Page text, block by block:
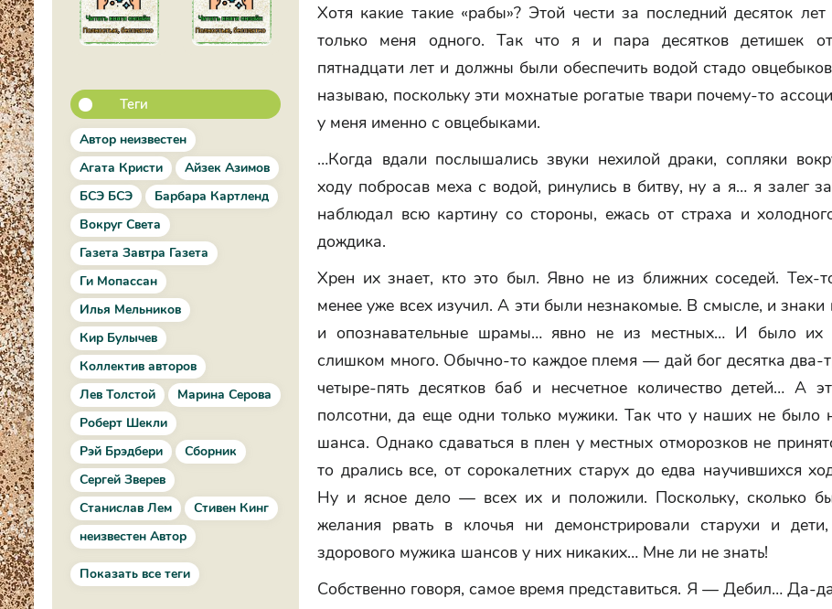
Теги
Автор неизвестен
Агата Кристи
Айзек Азимов
БСЭ БСЭ
Барбара Картленд
Вокруг Света
Газета Завтра Газета
Ги Мопассан
Илья Мельников
Кир Булычев
Коллектив авторов
Лев Толстой
Марина Серова
Роберт Шекли
Рэй Брэдбери
Сборник
Сергей Зверев
Станислав Лем
Стивен Кинг
неизвестен Автор
Показать все теги
Хотя какие такие «рабы»? Этой чести за последний десяток лет
только меня одного. Так что я и пара десятков детишек
пятнадцати лет и должны были обеспечить водой стадо
называю, поскольку эти мохнатые рогатые твари почему-то
у меня именно с овцебыками.
…Когда вдали послышались звуки нехилой драки, сопляки
ходу побросав меха с водой, ринулись в битву, ну а я… я залег
наблюдал всю картину со стороны, ежась от страха и
дождика.
Хрен их знает, кто это был. Явно не из ближних соседей. Тех-
менее уже всех изучил. А эти были незнакомые. В смысле, и знаки
и опознавательные шрамы… явно не из местных… И было их
слишком много. Обычно-то каждое племя — дай бог десятка два-
четыре-пять десятков баб и несчетное количество детей… А
полсотни, да еще одни только мужики. Так что у наших не было
шанса. Однако сдаваться в плен у местных отморозков не
то дрались все, от сорокалетних старух до едва научившихся
Ну и ясное дело — всех их и положили. Поскольку, сколько
желания рвать в клочья ни демонстрировали старухи и
здорового мужика шансов у них никаких… Мне ли не знать!
Собственно говоря, самое время представиться. Я — Дебил… Да-